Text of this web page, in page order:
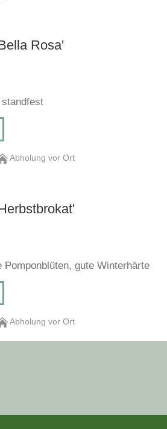
Rosa'
Abholung vor Ort
gute Winterhärte
Abholung vor Ort